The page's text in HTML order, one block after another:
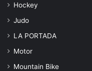
Hockey
Judo
LA PORTADA
Motor
Mountain Bike